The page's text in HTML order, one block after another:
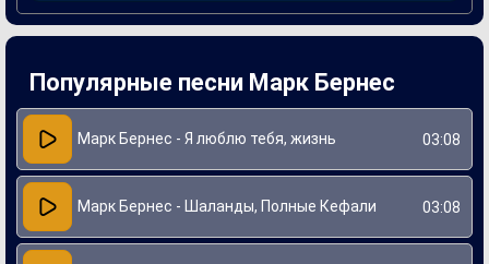
Песня быстро завоевала популярность благодаря своему
мелодичному звучанию и душевному тексту. В ней
романтики морских просторов и искренних стремлений, а
голос Марка Бернеса вложил в нее неподдельные эмоции
и переживания, которое запоминается слушателям на
долгие годы.
Популярные песни Марк Бернес
Марк Бернес - Я люблю тебя, жизнь 03:08
Марк Бернес - Шаланды, Полные Кефали 03:08